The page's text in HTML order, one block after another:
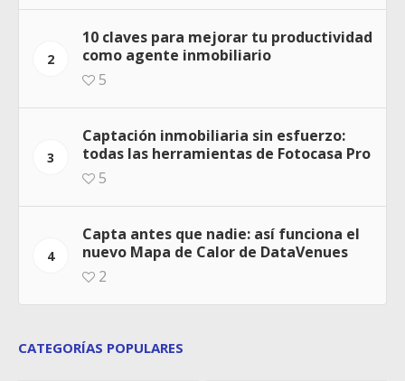
2
10 claves para mejorar tu productividad
como agente inmobiliario
5
3
Captación inmobiliaria sin esfuerzo:
todas las herramientas de Fotocasa Pro
5
4
Capta antes que nadie: así funciona el
nuevo Mapa de Calor de DataVenues
2
CATEGORÍAS POPULARES